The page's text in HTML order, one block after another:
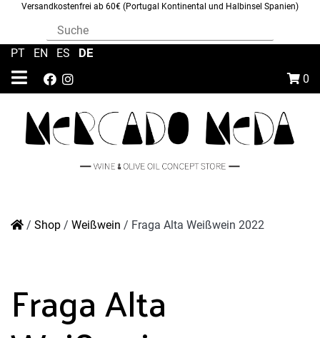
Versandkostenfrei ab 60€ (Portugal Kontinental und Halbinsel Spanien)
0
PT EN ES DE
/ Shop / Weißwein / Fraga Alta Weißwein 2022
Fraga Alta